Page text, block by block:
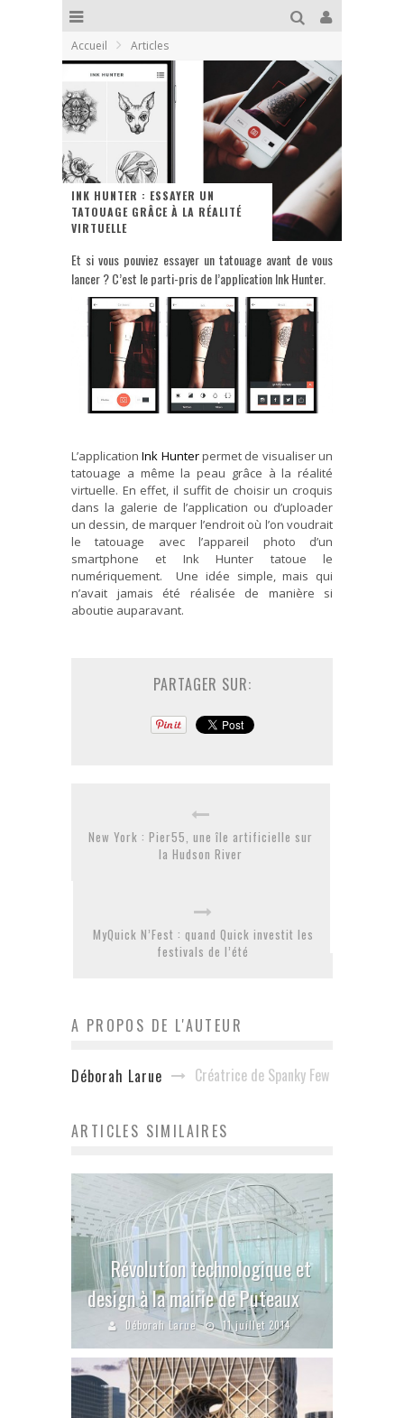
Accueil Articles
INK HUNTER : ESSAYER UN
TATOUAGE GRÂCE À LA RÉALITÉ
VIRTUELLE
Et si vous pouviez essayer un tatouage avant de vous
lancer ? C’est le parti-pris de l’application Ink Hunter.
L’applicationInk Hunterpermet de visualiser un
tatouage a même la peau grâce à la réalité
virtuelle. En effet, il suffit de choisir un croquis
dans la galerie de l’application ou d’uploader
un dessin, de marquer l’endroit où l’on voudrait
le tatouage avec l’appareil photo d’un
smartphone et Ink Hunter tatoue le
numériquement. Une idée simple, mais qui
n’avait jamais été réalisée de manière si
aboutie auparavant.
PARTAGER SUR:
New York : Pier55, une île artificielle sur
la Hudson River
MyQuick N’Fest : quand Quick investit les
festivals de l’été
A PROPOS DE L'AUTEUR
Déborah Larue Créatrice de Spanky Few
ARTICLES SIMILAIRES
Révolution technologique et
design à la mairie de Puteaux
Déborah Larue 11 juillet 2014